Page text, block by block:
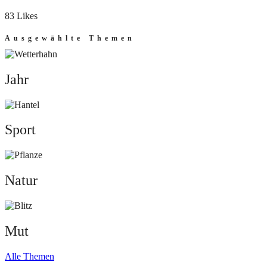
83 Likes
Ausgewählte Themen
Jahr
Jahr
Sport
Sport
Natur
Natur
Mut
Mut
Alle Themen